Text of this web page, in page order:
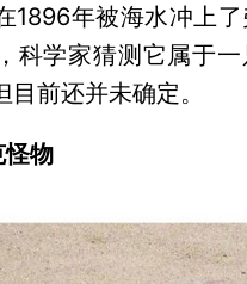
1896年被海水冲上
科学家猜测它属于一
前还并未确定。
物